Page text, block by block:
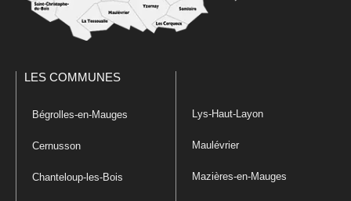
LES COMMUNES
Bégrolles-en-Mauges
Cernusson
Chanteloup-les-Bois
Lys-Haut-Layon
Maulévrier
Mazières-en-Mauges